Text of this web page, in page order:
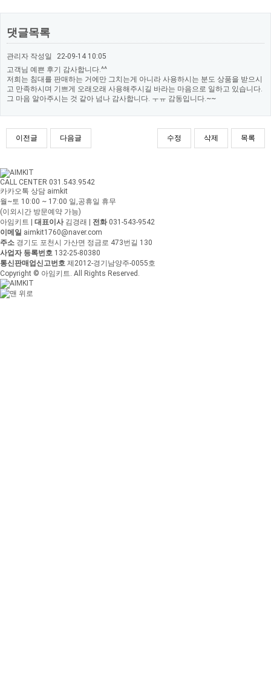
댓글목록
관리자 작성일
22-09-14 10:05
고객님 예쁜 후기 감사합니다.^^
저희는 침대를 판매하는 거에만 그치는게 아니라 사용하시는 분도 상품을 받으시
고 만족하시며 기쁘게 오래오래 사용해주시길 바라는 마음으로 일하고 있습니다.
그 마음 알아주시는 것 같아 넘나 감사합니다. ㅜㅠ 감동입니다.~~
이전글 다음글 수정 삭제 목록
CALL CENTER 031.543.9542
카카오톡 상담 aimkit
월~토 10:00 ~ 17:00 일,공휴일 휴무
(이외시간 방문예약 가능)
아임키트
대표이사김경래 전화031-543-9542
이메일 aimkit1760@naver.com
주소 경기도 포천시 가산면 정금로 473번길 130
사업자 등록번호 132-25-80380
통신판매업신고번호 제2012-경기남양주-0055호
Copyright © 아임키트. All Rights Reserved.